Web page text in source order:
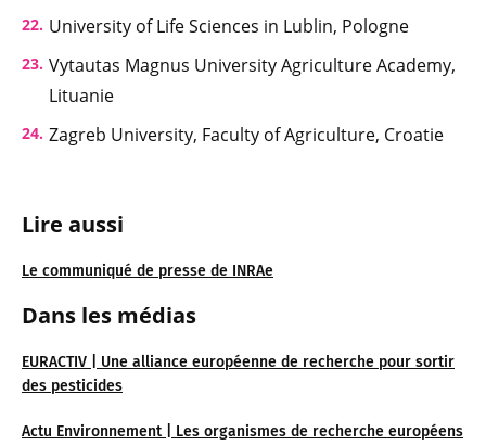
Lire aussi
Le communiqué de presse de INRAe
Dans les médias
EURACTIV | Une alliance européenne de recherche pour sortir
des pesticides
Actu Environnement | Les organismes de recherche européens
University of Life Sciences in Lublin, Pologne
Vytautas Magnus University Agriculture Academy,
Lituanie
Zagreb University, Faculty of Agriculture, Croatie